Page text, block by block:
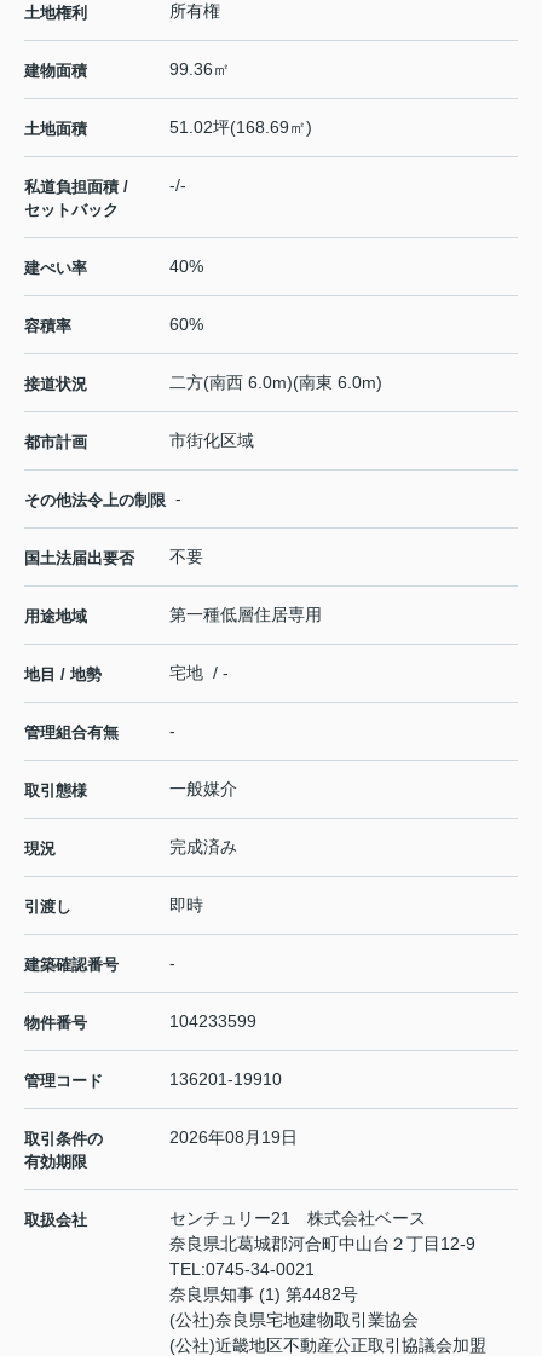
土地権利 所有権
建物面積 99.36㎡
土地面積 51.02坪(168.69㎡)
私道負担面積 /
セットバック
-/-
建ぺい率 40%
容積率 60%
接道状況 二方(南西 6.0m)(南東 6.0m)
都市計画 市街化区域
その他法令上の制限 -
国土法届出要否 不要
用途地域 第一種低層住居専用
地目 / 地勢 宅地 / -
管理組合有無 -
取引態様 一般媒介
現況 完成済み
引渡し 即時
建築確認番号 -
物件番号 104233599
管理コード 136201-19910
取引条件の
有効期限
2026年08月19日
取扱会社
センチュリー21 株式会社ベース
奈良県北葛城郡河合町中山台２丁目12-9
TEL:0745-34-0021
奈良県知事 (1) 第4482号
(公社)奈良県宅地建物取引業協会
(公社)近畿地区不動産公正取引協議会加盟